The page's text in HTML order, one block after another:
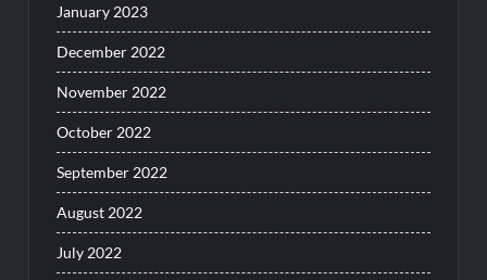
January 2023
December 2022
November 2022
October 2022
September 2022
August 2022
July 2022